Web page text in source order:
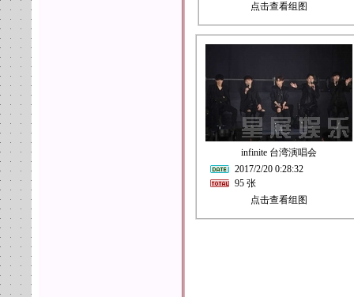
点击查看组图
infinite 台湾演唱会
2017/2/20 0:28:32
95 张
点击查看组图